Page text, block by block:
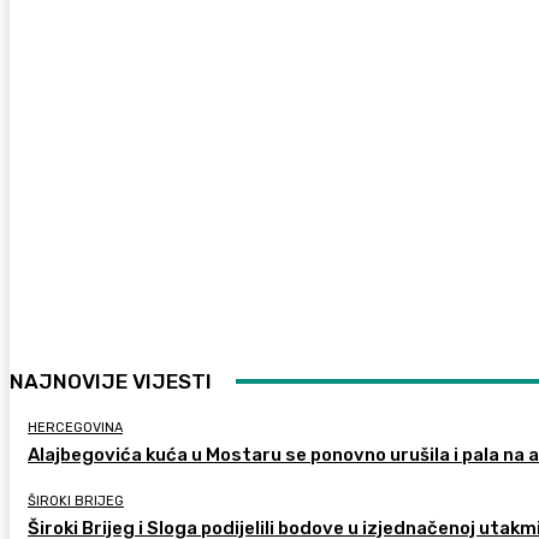
NAJNOVIJE VIJESTI
HERCEGOVINA
Alajbegovića kuća u Mostaru se ponovno urušila i pala na
ŠIROKI BRIJEG
Široki Brijeg i Sloga podijelili bodove u izjednačenoj